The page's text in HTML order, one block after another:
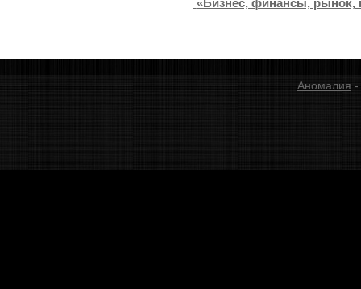
«Бизнес, финансы, рынок,
Аномалия -